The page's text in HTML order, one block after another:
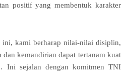
positif yang membentuk karakter
ini, kami berharap nilai-nilai disiplin,
dan kemandirian dapat tertanam kuat
Ini sejalan dengan komitmen TNI